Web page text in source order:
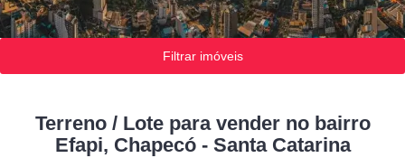
Filtrar imóveis
Terreno / Lote para vender no bairro
Efapi, Chapecó - Santa Catarina